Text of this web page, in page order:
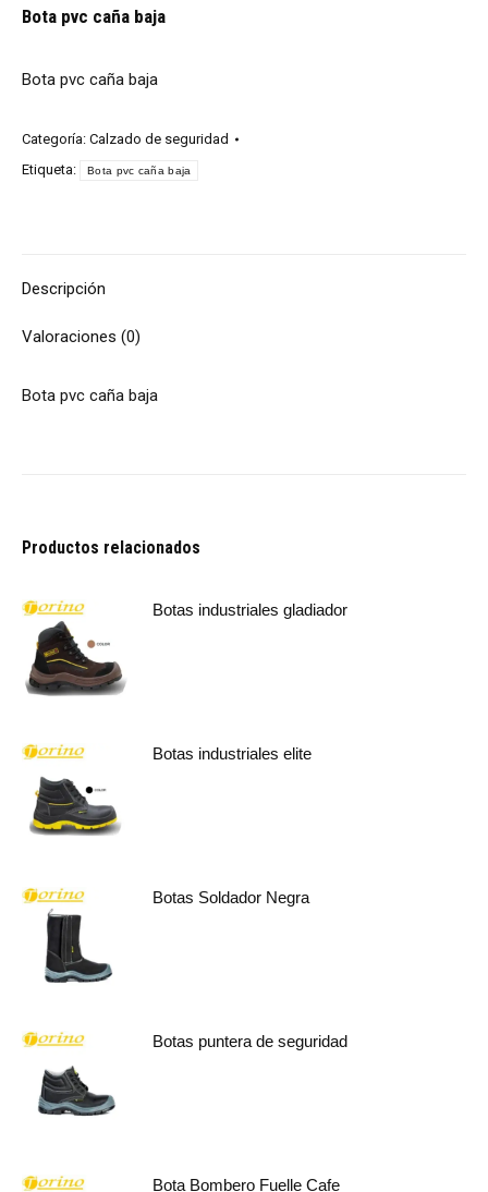
Bota pvc caña baja
Bota pvc caña baja
Categoría: Calzado de seguridad
Etiqueta:
Bota pvc caña baja
Descripción
Valoraciones (0)
Bota pvc caña baja
Productos relacionados
Botas industriales gladiador
Botas industriales elite
Botas Soldador Negra
Botas puntera de seguridad
Bota Bombero Fuelle Cafe